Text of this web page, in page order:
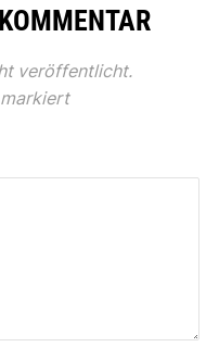
veröffentlicht.